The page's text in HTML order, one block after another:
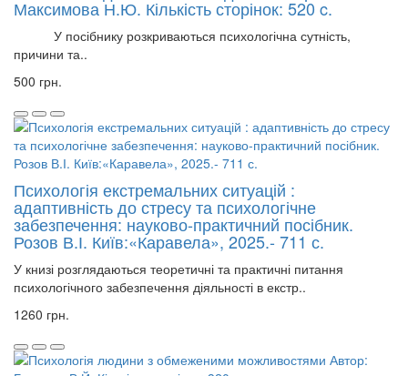
Максимова Н.Ю. Кількість сторінок: 520 c.
У посібнику розкриваються психологічна сутність,
причини та..
500 грн.
Психологія екстремальних ситуацій :
адаптивність до стресу та психологічне
забезпечення: науково-практичний посібник.
Розов В.І. Київ:«Каравела», 2025.- 711 с.
У книзі розглядаються теоретичні та практичні питання
психологічного забезпечення діяльності в екстр..
1260 грн.